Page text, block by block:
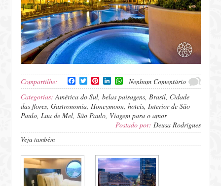
Compartilhe: Facebook
TwitterPinterestLinkedInWhatsApp
Nenhum Comentário
Categorias:América do Sul,belas paisagens,Brasil, Cidade
das flores,Gastronomia,Honeymoon,hoteis,Interior de São
Paulo,Lua de Mel,São Paulo, Viagem para o amor
Postado por: Deusa Rodrigues
Veja também